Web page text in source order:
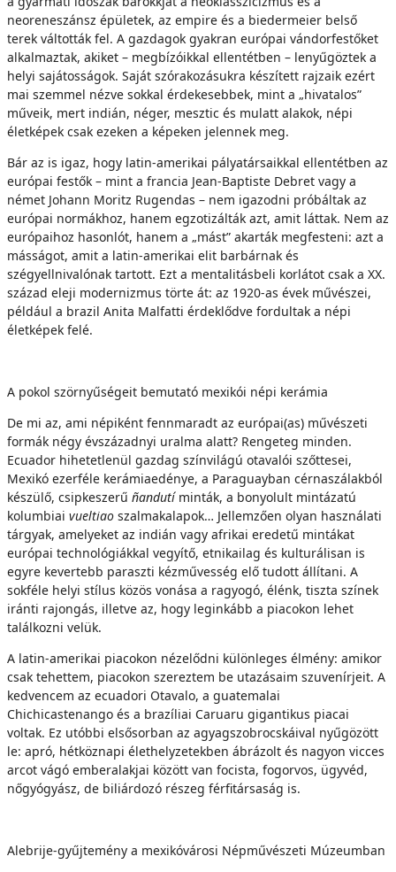
neoreneszánsz épületek, az empire és a biedermeier belső
terek váltották fel. A gazdagok gyakran európai vándorfestőket
alkalmaztak, akiket – megbízóikkal ellentétben – lenyűgöztek a
helyi sajátosságok. Saját szórakozásukra készített rajzaik ezért
mai szemmel nézve sokkal érdekesebbek, mint a „hivatalos”
műveik, mert indián, néger, mesztic és mulatt alakok, népi
életképek csak ezeken a képeken jelennek meg.
Bár az is igaz, hogy latin-amerikai pályatársaikkal ellentétben az
európai festők – mint a francia Jean-Baptiste Debret vagy a
német Johann Moritz Rugendas – nem igazodni próbáltak az
európai normákhoz, hanem egzotizálták azt, amit láttak. Nem az
európaihoz hasonlót, hanem a „mást” akarták megfesteni: azt a
másságot, amit a latin-amerikai elit barbárnak és
szégyellnivalónak tartott. Ezt a mentalitásbeli korlátot csak a XX.
század eleji modernizmus törte át: az 1920-as évek művészei,
például a brazil Anita Malfatti érdeklődve fordultak a népi
életképek felé.
A pokol szörnyűségeit bemutató mexikói népi kerámia
De mi az, ami népiként fennmaradt az európai(as) művészeti
formák négy évszázadnyi uralma alatt? Rengeteg minden.
Ecuador hihetetlenül gazdag színvilágú otavalói szőttesei,
Mexikó ezerféle kerámiaedénye, a Paraguayban cérnaszálakból
készülő, csipkeszerű ñandutíminták, a bonyolult mintázatú
kolumbiai vueltiao szalmakalapok… Jellemzően olyan használati
tárgyak, amelyeket az indián vagy afrikai eredetű mintákat
európai technológiákkal vegyítő, etnikailag és kulturálisan is
egyre kevertebb paraszti kézművesség elő tudott állítani. A
sokféle helyi stílus közös vonása a ragyogó, élénk, tiszta színek
iránti rajongás, illetve az, hogy leginkább a piacokon lehet
találkozni velük.
A latin-amerikai piacokon nézelődni különleges élmény: amikor
csak tehettem, piacokon szereztem be utazásaim szuvenírjeit. A
kedvencem az ecuadori Otavalo, a guatemalai
Chichicastenango és a brazíliai Caruaru gigantikus piacai
voltak. Ez utóbbi elsősorban az agyagszobrocskáival nyűgözött
le: apró, hétköznapi élethelyzetekben ábrázolt és nagyon vicces
arcot vágó emberalakjai között van focista, fogorvos, ügyvéd,
nőgyógyász, de biliárdozó részeg férfitársaság is.
Alebrije-gyűjtemény a mexikóvárosi Népművészeti Múzeumban